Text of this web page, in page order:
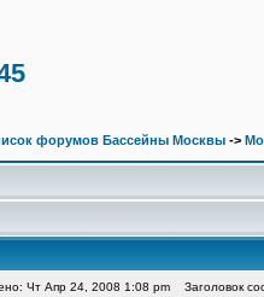
форумов Бассейны Москвы ->
Чт Апр 24, 2008 1:08 pm Заголовок